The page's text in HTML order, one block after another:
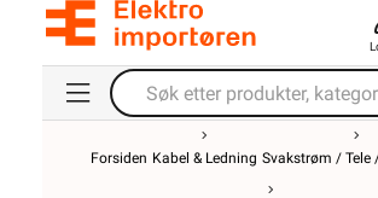
Forsiden Kabel & Ledning Svakstrøm / Tele